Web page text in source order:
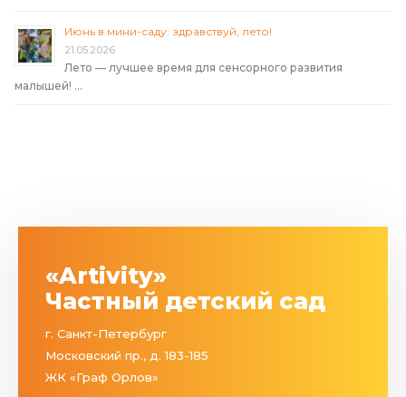
Июнь в мини-саду: здравствуй, лето!
21.05.2026
Лето — лучшее время для сенсорного развития
малышей! …
«Artivity»
Частный детский сад
г. Санкт-Петербург
Московский пр., д. 183-185
ЖК «Граф Орлов»